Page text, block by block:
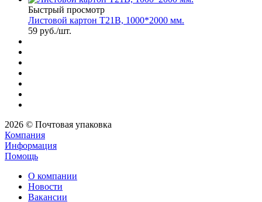
Быстрый просмотр
Листовой картон Т21В, 1000*2000 мм.
59 руб./шт.
2026 © Почтовая упаковка
Компания
Информация
Помощь
О компании
Новости
Вакансии